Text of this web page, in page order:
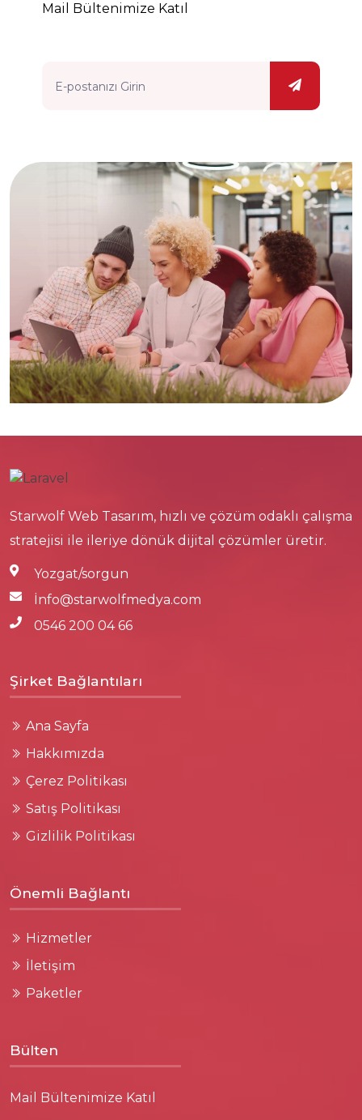
Mail Bültenimize Katıl
Starwolf Web Tasarım, hızlı ve çözüm odaklı çalışma
stratejisi ile ileriye dönük dijital çözümler üretir.
Yozgat/sorgun
İnfo@starwolfmedya.com
0546 200 04 66
Şirket Bağlantıları
Ana Sayfa
Hakkımızda
Çerez Politikası
Satış Politikası
Gizlilik Politikası
Önemli Bağlantı
Hizmetler
İletişim
Paketler
Bülten
Mail Bültenimize Katıl